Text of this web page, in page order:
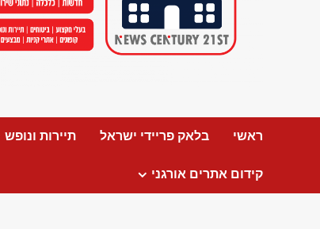
ראשי בלאק פריידי ישראל תיירות ונופש
קידום אתרים אורגני